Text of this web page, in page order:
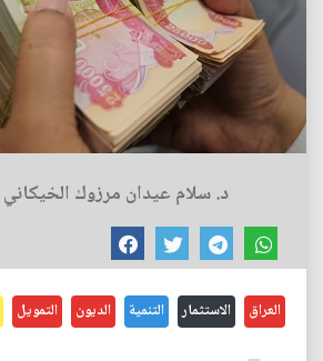
د. سلام عيدان مرزوك الخيكاني
العراق الاستثمار التنمية الديون التمويل